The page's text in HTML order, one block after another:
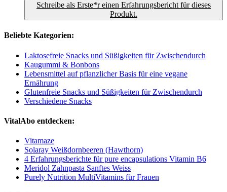
Schreibe als Erste*r einen Erfahrungsbericht für dieses
Produkt.
Beliebte Kategorien:
Laktosefreie Snacks und Süßigkeiten für Zwischendurch
Kaugummi & Bonbons
Lebensmittel auf pflanzlicher Basis für eine vegane
Ernährung
Glutenfreie Snacks und Süßigkeiten für Zwischendurch
Verschiedene Snacks
VitalAbo entdecken:
Vitamaze
Solaray Weißdornbeeren (Hawthorn)
4 Erfahrungsberichte für pure encapsulations Vitamin B6
Meridol Zahnpasta Sanftes Weiss
Purely Nutrition MultiVitamins für Frauen